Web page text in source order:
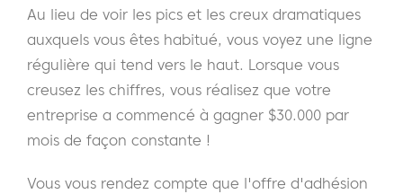
Au lieu de voir les pics et les creux dramatiques
auxquels vous êtes habitué, vous voyez une ligne
régulière qui tend vers le haut. Lorsque vous
creusez les chiffres, vous réalisez que votre
entreprise a commencé à gagner $30.000 par
mois de façon constante !
Vous vous rendez compte que l'offre d'adhésion